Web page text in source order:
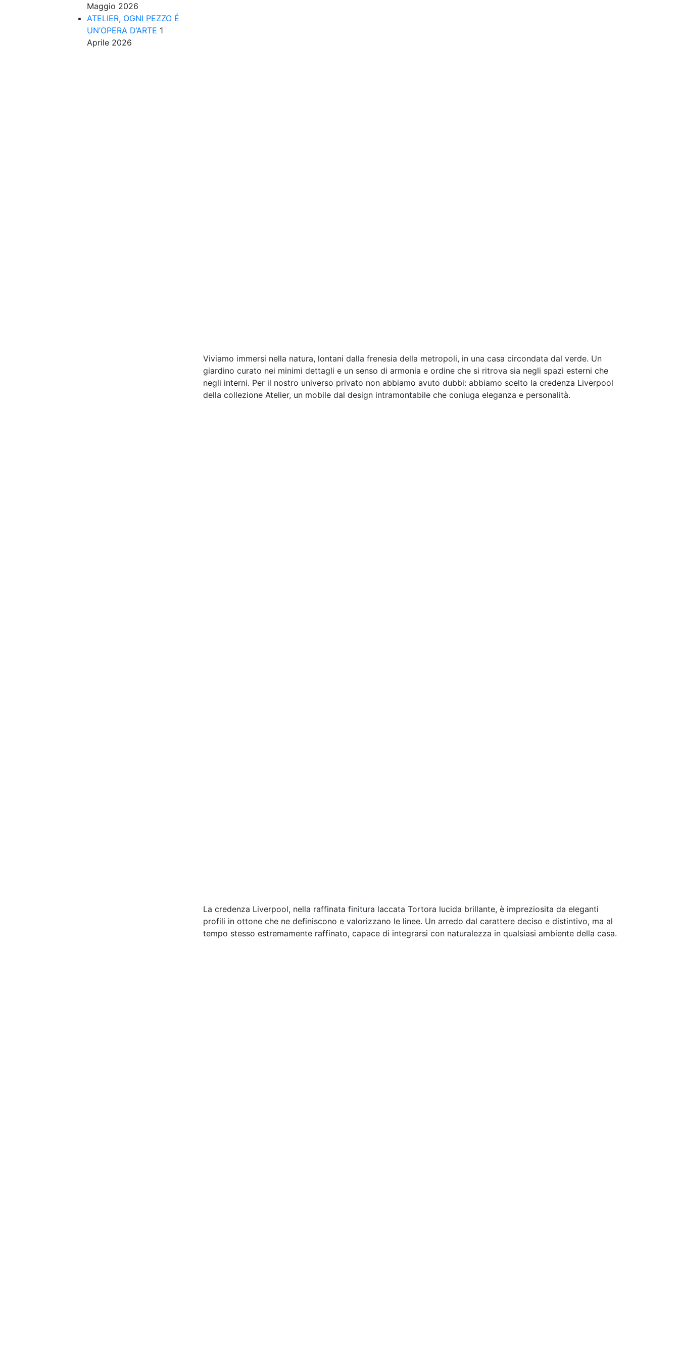
Maggio 2026
ATELIER, OGNI PEZZO É
UN’OPERA D’ARTE 1
Aprile 2026
Viviamo immersi nella natura, lontani dalla frenesia della metropoli, in una casa circondata dal verde. Un
giardino curato nei minimi dettagli e un senso di armonia e ordine che si ritrova sia negli spazi esterni che
negli interni. Per il nostro universo privato non abbiamo avuto dubbi: abbiamo scelto la credenza Liverpool
della collezione Atelier, un mobile dal design intramontabile che coniuga eleganza e personalità.
La credenza Liverpool, nella raffinata finitura laccata Tortora lucida brillante, è impreziosita da eleganti
profili in ottone che ne definiscono e valorizzano le linee. Un arredo dal carattere deciso e distintivo, ma al
tempo stesso estremamente raffinato, capace di integrarsi con naturalezza in qualsiasi ambiente della casa.